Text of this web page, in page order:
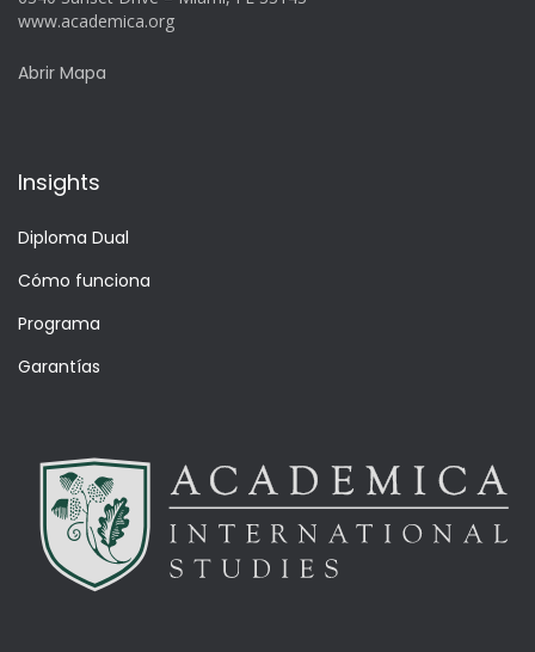
www.academica.org
Abrir Mapa
Insights
Diploma Dual
Cómo funciona
Programa
Garantías